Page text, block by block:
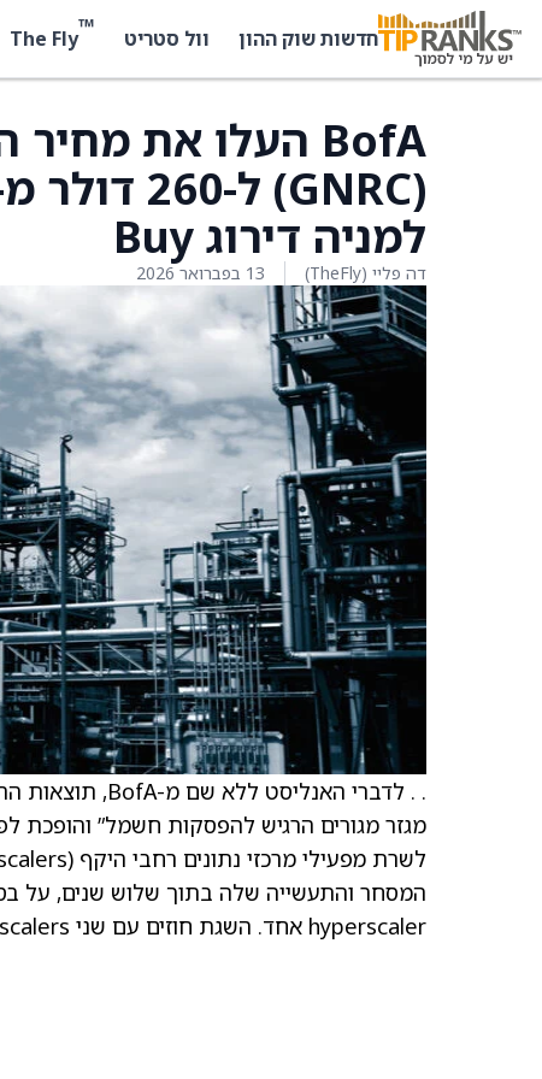
חדשות שוק ההון וול סטריט ™
The Fly
למניה דירוג Buy
דה פליי (TheFly) 13 בפברואר 2026
מגזר מגורים הרגיש להפסקות חשמל” והופכת
hyperscaler אחד. השגת חוזים עם שני hyperscalers תיחשב חיובית אף יותר.